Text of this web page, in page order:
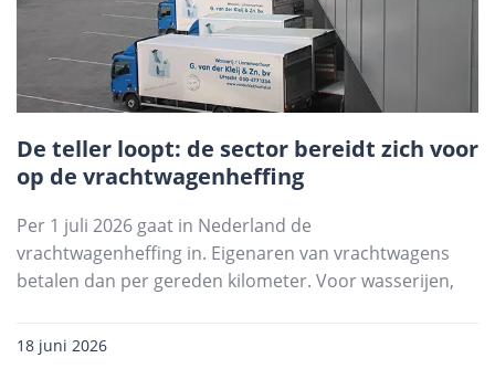
De teller loopt: de sector bereidt zich voor
op de vrachtwagenheffing
Per 1 juli 2026 gaat in Nederland de
vrachtwagenheffing in. Eigenaren van vrachtwagens
betalen dan per gereden kilometer. Voor wasserijen,
18 juni 2026